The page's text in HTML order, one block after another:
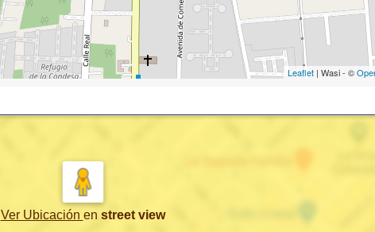
Leaflet | Wasi - ©
Ver Ubicación en street view